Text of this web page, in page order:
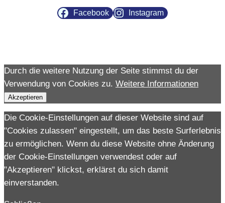
Facebook Instagram
Durch die weitere Nutzung der Seite stimmst du der
Verwendung von Cookies zu. Weitere Informationen
Akzeptieren
Die Cookie-Einstellungen auf dieser Website sind auf
"Cookies zulassen" eingestellt, um das beste Surferlebnis
zu ermöglichen. Wenn du diese Website ohne Änderung
der Cookie-Einstellungen verwendest oder auf
"Akzeptieren" klickst, erklärst du sich damit
einverstanden.